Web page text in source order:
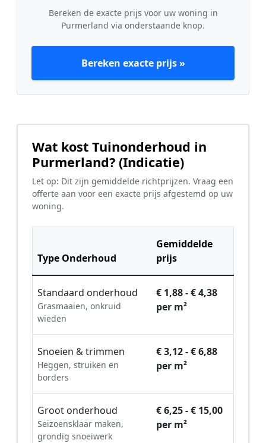
Bereken de exacte prijs voor uw woning in
Purmerland via onderstaande knop.
Bereken exacte prijs »
Wat kost Tuinonderhoud in
Purmerland? (Indicatie)
Let op: Dit zijn gemiddelde richtprijzen. Vraag een
offerte aan voor een exacte prijs afgestemd op uw
woning.
Type Onderhoud
Gemiddelde
prijs
Standaard onderhoud
Grasmaaien, onkruid
wieden
€ 1,88 - € 4,38
per m²
Snoeien & trimmen
Heggen, struiken en
borders
€ 3,12 - € 6,88
per m²
Groot onderhoud
Seizoensklaar maken,
grondig snoeiwerk
€ 6,25 - € 15,00
per m²